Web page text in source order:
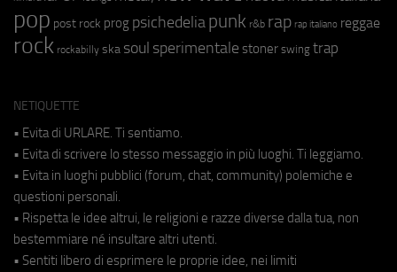
pop post rock prog psichedeliapunk r&b rap rap italiano reggae
rock rockabilly ska soul sperimentale stoner swing trap
NETIQUETTE
• Evita di URLARE. Ti sentiamo.
• Evita di scrivere lo stesso messaggio in più luoghi. Ti leggiamo.
• Evita in luoghi pubblici (forum, chat, community) polemiche e
questioni personali.
• Rispetta le idee altrui, le religioni e razze diverse dalla tua, non
bestemmiare né insultare altri utenti.
• Sentiti libero di esprimere le proprie idee, nei limiti